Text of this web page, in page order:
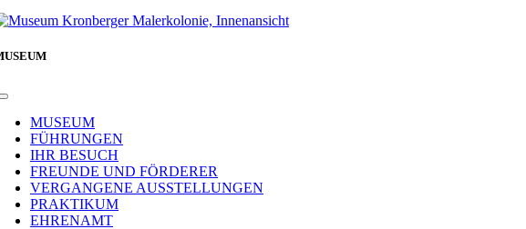
Toggle
NavigationMUSEUM
FÜHRUNGEN
IHR BESUCH
FREUNDE UND FÖRDERER
VERGANGENE AUSSTELLUNGEN
PRAKTIKUM
EHRENAMT